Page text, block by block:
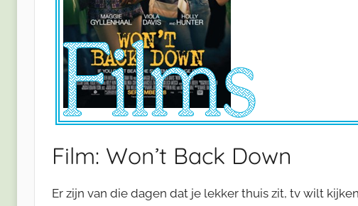
Film: Won’t Back Down
Er zijn van die dagen dat je lekker thuis zit, tv wilt